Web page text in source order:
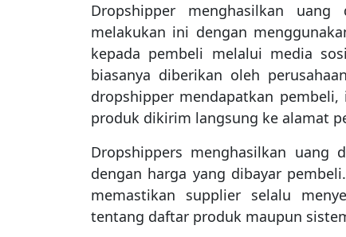
Dropshipper menghasilkan
melakukan ini dengan
kepada pembeli melalui media
biasanya diberikan oleh
dropshipper mendapatkan
produk dikirim langsung ke alamat
Dropshippers menghasilkan
dengan harga yang dibayar
memastikan supplier selalu
tentang daftar produk maupun